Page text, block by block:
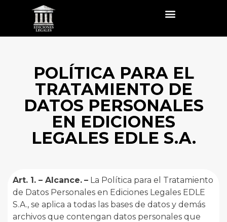
POLÍTICA PARA EL
TRATAMIENTO DE
DATOS PERSONALES
EN EDICIONES
LEGALES EDLE S.A.
Art. 1. – Alcance. – La Política para el Tratamiento
de Datos Personales en Ediciones Legales EDLE
S.A., se aplica a todas las bases de datos y demás
archivos que contengan datos personales que